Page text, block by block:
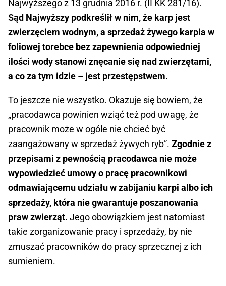
Najwyższego z 13 grudnia 2016 r. (II KK 281/16).
Sąd Najwyższy podkreślił w nim, że karp jest
zwierzęciem wodnym, a sprzedaż żywego karpia w
foliowej torebce bez zapewnienia odpowiedniej
ilości wody stanowi znęcanie się nad zwierzętami,
a co za tym idzie – jest przestępstwem.
To jeszcze nie wszystko. Okazuje się bowiem, że
„pracodawca powinien wziąć też pod uwagę, że
pracownik może w ogóle nie chcieć być
zaangażowany w sprzedaż żywych ryb”. Zgodnie z
przepisami z pewnością pracodawca nie może
wypowiedzieć umowy o pracę pracownikowi
odmawiającemu udziału w zabijaniu karpi albo ich
sprzedaży, która nie gwarantuje poszanowania
praw zwierząt. Jego obowiązkiem jest natomiast
takie zorganizowanie pracy i sprzedaży, by nie
zmuszać pracowników do pracy sprzecznej z ich
sumieniem.